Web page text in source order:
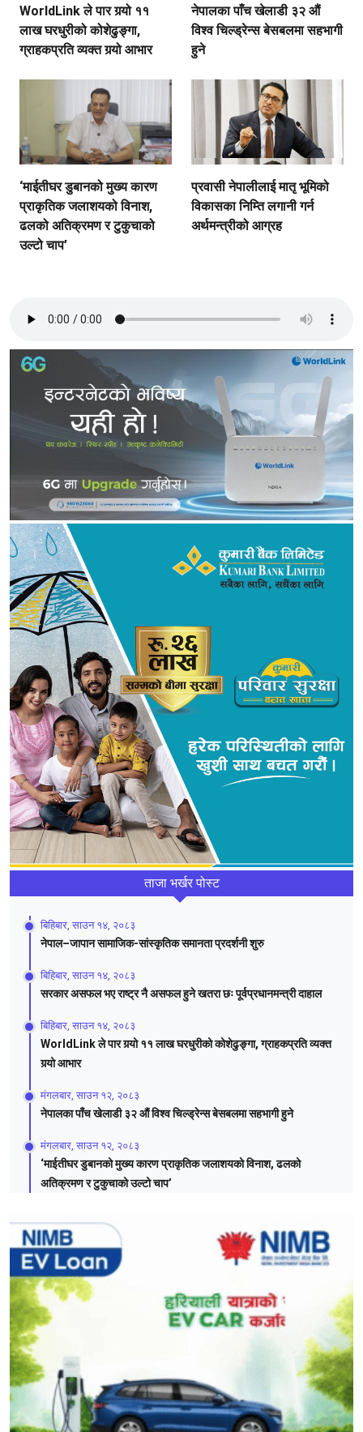
WorldLink ले पार गर्‍यो ११
लाख घरधुरीको कोशेढुङ्गा,
ग्राहकप्रति व्यक्त गर्‍यो आभार
नेपालका पाँच खेलाडी ३२ औं
विश्व चिल्ड्रेन्स बेसबलमा सहभागी
हुने
‘माईतीघर डुबानको मुख्य कारण
प्राकृतिक जलाशयको विनाश,
ढलको अतिक्रमण र टुकुचाको
उल्टो चाप’
प्रवासी नेपालीलाई मातृ भूमिको
विकासका निम्ति लगानी गर्न
अर्थमन्त्रीको आग्रह
ताजा भर्खर पोस्ट
बिहिबार, साउन १४, २०८३
नेपाल–जापान सामाजिक-सांस्कृतिक समानता प्रदर्शनी शुरु
बिहिबार, साउन १४, २०८३
सरकार असफल भए राष्ट्र नै असफल हुने खतरा छः पूर्वप्रधानमन्त्री दाहाल
बिहिबार, साउन १४, २०८३
WorldLink ले पार गर्‍यो ११ लाख घरधुरीको कोशेढुङ्गा, ग्राहकप्रति व्यक्त
गर्‍यो आभार
मंगलबार, साउन १२, २०८३
नेपालका पाँच खेलाडी ३२ औं विश्व चिल्ड्रेन्स बेसबलमा सहभागी हुने
मंगलबार, साउन १२, २०८३
‘माईतीघर डुबानको मुख्य कारण प्राकृतिक जलाशयको विनाश, ढलको
अतिक्रमण र टुकुचाको उल्टो चाप’